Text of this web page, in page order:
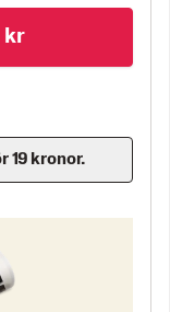
kr
19 kronor.